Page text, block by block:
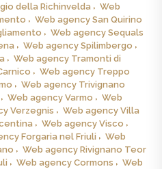
della Richinvelda
Web
Web agency San Quirino
Web agency Sequals
Web agency Spilimbergo
Web agency Tramonti di
Web agency Treppo
Web agency Trivignano
Web agency Varmo
Web
Verzegnis
Web agency Villa
Web agency Visco
Forgaria nel Friuli
Web
Web agency Rivignano Teor
Web agency Cormons
Web